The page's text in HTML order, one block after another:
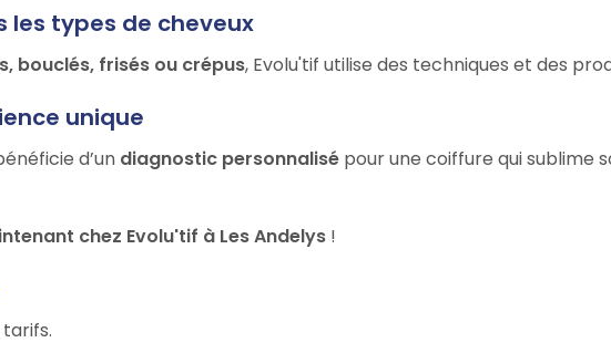
les types de cheveux
bouclés, frisés ou crépus, Evolu'tif utilise des techniques et des
unique
d’un diagnostic personnalisé pour une coiffure qui sublime
chez Evolu'tif à Les Andelys !